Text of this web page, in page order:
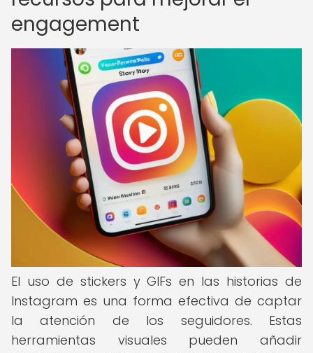
engagement
El uso de stickers y GIFs en las historias de
Instagram es una forma efectiva de captar
la atención de los seguidores. Estas
herramientas visuales pueden añadir